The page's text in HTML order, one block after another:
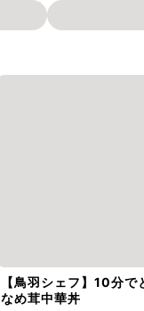
【鳥羽シェフ】10分で
なめ茸中華丼